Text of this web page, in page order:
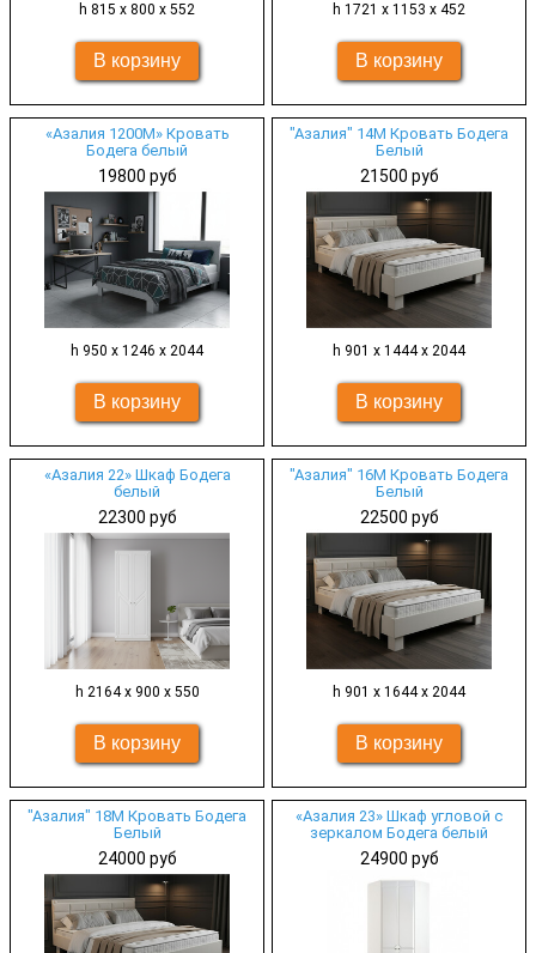
h 815 х 800 х 552 h 1721 х 1153 х 452
«Азалия 1200М» Кровать
Бодега белый
19800 руб
h 950 x 1246 x 2044
"Азалия" 14М Кровать Бодега
Белый
21500 руб
h 901 х 1444 x 2044
«Азалия 22» Шкаф Бодега
белый
22300 руб
h 2164 х 900 x 550
"Азалия" 16М Кровать Бодега
Белый
22500 руб
h 901 х 1644 x 2044
"Азалия" 18М Кровать Бодега
Белый
24000 руб
«Азалия 23» Шкаф угловой с
зеркалом Бодега белый
24900 руб